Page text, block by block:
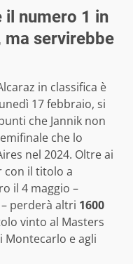
il numero 1 in
ma servirebbe
in classifica è
17 febbraio, si
che Jannik non
che lo
nel 2024. Oltre ai
con il titolo a
il 4 maggio –
perderà altri 1600
vinto al Masters
Montecarlo e agli